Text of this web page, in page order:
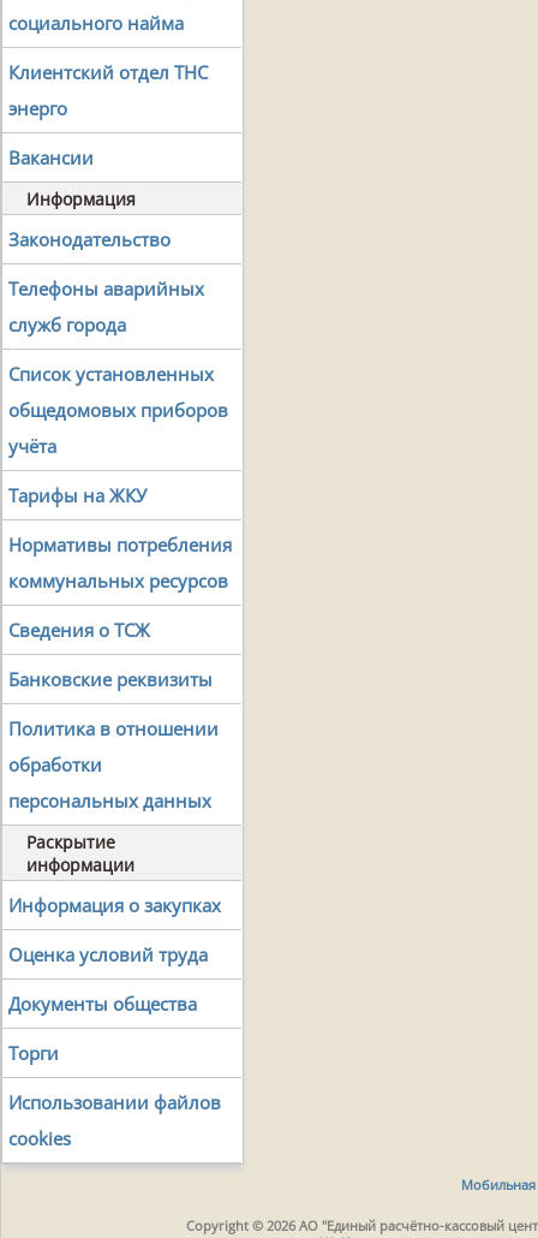
социального найма
Клиентский отдел ТНС
энерго
Вакансии
Информация
Законодательство
Телефоны аварийных
служб города
Список установленных
общедомовых приборов
учёта
Тарифы на ЖКУ
Нормативы потребления
коммунальных ресурсов
Сведения о ТСЖ
Банковские реквизиты
Политика в отношении
обработки
персональных данных
Раскрытие
информации
Информация о закупках
Оценка условий труда
Документы общества
Торги
Использовании файлов
cookies
Мобильная
Copyright © 2026 АО "Единый расчётно-кассовый